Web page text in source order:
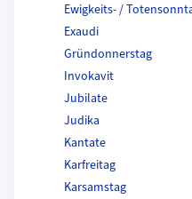
Ewigkeits- /
Exaudi
Gründonnerstag
Invokavit
Jubilate
Judika
Kantate
Karfreitag
Karsamstag